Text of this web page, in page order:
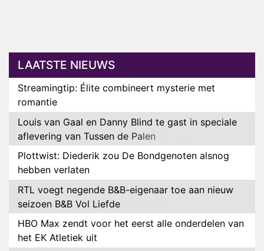
LAATSTE NIEUWS
Streamingtip: Élite combineert mysterie met
romantie
Louis van Gaal en Danny Blind te gast in speciale
aflevering van Tussen de Palen
Plottwist: Diederik zou De Bondgenoten alsnog
hebben verlaten
RTL voegt negende B&B-eigenaar toe aan nieuw
seizoen B&B Vol Liefde
HBO Max zendt voor het eerst alle onderdelen van
het EK Atletiek uit